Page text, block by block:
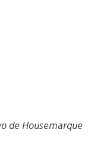
de Housemarque